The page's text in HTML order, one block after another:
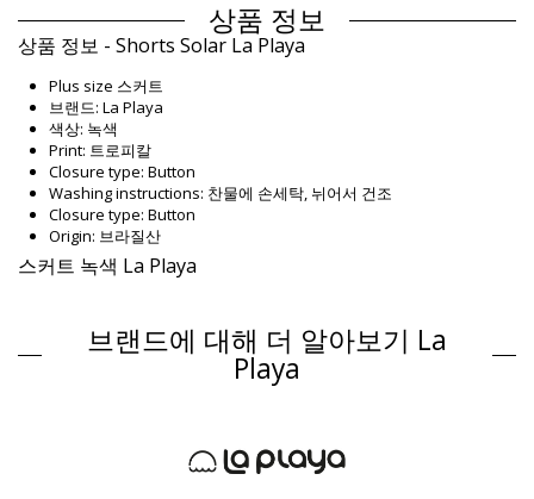
상품 정보
상품 정보 - Shorts Solar La Playa
Plus size 스커트
브랜드: La Playa
색상: 녹색
Print: 트로피칼
Closure type: Button
Washing instructions: 찬물에 손세탁, 뉘어서 건조
Closure type: Button
Origin: 브라질산
스커트 녹색 La Playa
Composition: 84% Polyester, 16% Elastane
제품 정보
브랜드에 대해 더 알아보기 La
Playa